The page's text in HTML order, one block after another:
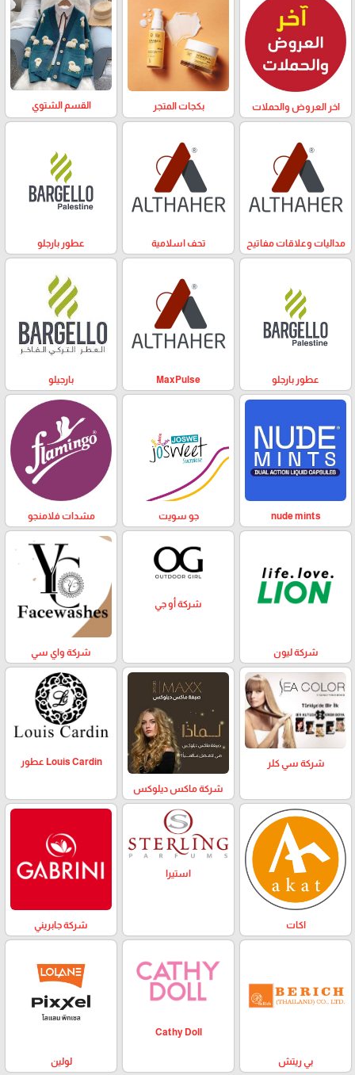
اخر العروض والحملات بكجات المتجر القسم الشتوي
مداليات وعلاقات مفاتيح تحف اسلامية عطور بارجلو
عطور بارجلو MaxPulse بارجيلو
nude mints جو سويت مشدات فلامنجو
شركة ليون
شركة أو جي
شركة واي سي
شركة سي كلر
شركة ماكس ديلوكس
Louis Cardin عطور
اكات
استيرا
شركة جابريني
بي ريتش
Cathy Doll
لولين